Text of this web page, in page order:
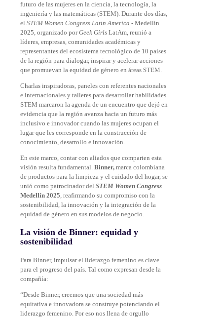
futuro de las mujeres en la ciencia, la tecnología, la
ingeniería y las matemáticas (STEM). Durante dos días,
el STEM Women Congress Latin America - Medellín
2025, organizado porGeek Girls LatAm, reunió a
líderes, empresas, comunidades académicas y
representantes del ecosistema tecnológico de 10 países
de la región para dialogar, inspirar y acelerar acciones
que promuevan la equidad de género en áreas STEM.
Charlas inspiradoras, paneles con referentes nacionales
e internacionales y talleres para desarrollar habilidades
STEM marcaron la agenda de un encuentro que dejó en
evidencia que la región avanza hacia un futuro más
inclusivo e innovador cuando las mujeres ocupan el
lugar que les corresponde en la construcción de
conocimiento, desarrollo e innovación.
En este marco, contar con aliados que comparten esta
visión resulta fundamental. Binner, marca colombiana
de productos para la limpieza y el cuidado del hogar, se
unió como patrocinador del STEM Women Congress
Medellín 2025, reafirmando su compromiso con la
sostenibilidad, la innovación y la integración de la
equidad de género en sus modelos de negocio.
La visión de Binner: equidad y
sostenibilidad
Para Binner, impulsar el liderazgo femenino es clave
para el progreso del país. Tal como expresan desde la
compañía:
“Desde Binner, creemos que una sociedad más
equitativa e innovadora se construye potenciando el
liderazgo femenino. Por eso nos llena de orgullo